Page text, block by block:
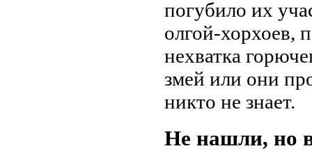
погубило их
олгой-хорхоев,
нехватка
змей или они
никто не знает.
Не нашли, но